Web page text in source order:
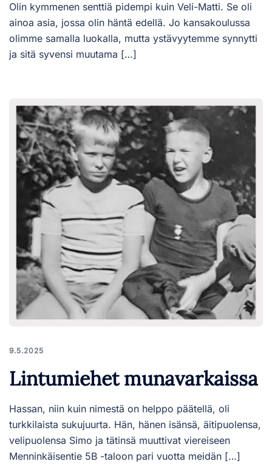
Olin kymmenen senttiä pidempi kuin Veli-Matti. Se oli
ainoa asia, jossa olin häntä edellä. Jo kansakoulussa
olimme samalla luokalla, mutta ystävyytemme synnytti
ja sitä syvensi muutama […]
9.5.2025
Lintumiehet munavarkaissa
Hassan, niin kuin nimestä on helppo päätellä, oli
turkkilaista sukujuurta. Hän, hänen isänsä, äitipuolensa,
velipuolensa Simo ja tätinsä muuttivat viereiseen
Menninkäisentie 5B -taloon pari vuotta meidän […]